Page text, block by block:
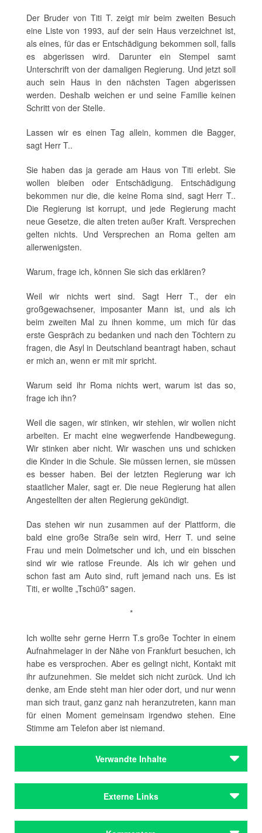
Der Bruder von Titi T. zeigt mir beim zweiten Besuch
eine Liste von 1993, auf der sein Haus verzeichnet ist,
als eines, für das er Entschädigung bekommen soll, falls
es abgerissen wird. Darunter ein Stempel samt
Unterschrift von der damaligen Regierung. Und jetzt soll
auch sein Haus in den nächsten Tagen abgerissen
werden. Deshalb weichen er und seine Familie keinen
Schritt von der Stelle.
Lassen wir es einen Tag allein, kommen die Bagger,
sagt Herr T..
Sie haben das ja gerade am Haus von Titi erlebt. Sie
wollen bleiben oder Entschädigung. Entschädigung
bekommen nur die, die keine Roma sind, sagt Herr T..
Die Regierung ist korrupt, und jede Regierung macht
neue Gesetze, die alten treten außer Kraft. Versprechen
gelten nichts. Und Versprechen an Roma gelten am
allerwenigsten.
Warum, frage ich, können Sie sich das erklären?
Weil wir nichts wert sind. Sagt Herr T., der ein
großgewachsener, imposanter Mann ist, und als ich
beim zweiten Mal zu ihnen komme, um mich für das
erste Gespräch zu bedanken und nach den Töchtern zu
fragen, die Asyl in Deutschland beantragt haben, schaut
er mich an, wenn er mit mir spricht.
Warum seid ihr Roma nichts wert, warum ist das so,
frage ich ihn?
Weil die sagen, wir stinken, wir stehlen, wir wollen nicht
arbeiten. Er macht eine wegwerfende Handbewegung.
Wir stinken aber nicht. Wir waschen uns und schicken
die Kinder in die Schule. Sie müssen lernen, sie müssen
es besser haben. Bei der letzten Regierung war ich
staatlicher Maler, sagt er. Die neue Regierung hat allen
Angestellten der alten Regierung gekündigt.
Das stehen wir nun zusammen auf der Plattform, die
bald eine große Straße sein wird, Herr T. und seine
Frau und mein Dolmetscher und ich, und ein bisschen
sind wir wie ratlose Freunde. Als ich wir gehen und
schon fast am Auto sind, ruft jemand nach uns. Es ist
Titi, er wollte „Tschüß" sagen.
*
Ich wollte sehr gerne Herrn T.s große Tochter in einem
Aufnahmelager in der Nähe von Frankfurt besuchen, ich
habe es versprochen. Aber es gelingt nicht, Kontakt mit
ihr aufzunehmen. Sie meldet sich nicht zurück. Und ich
denke, am Ende steht man hier oder dort, und nur wenn
man sich traut, ganz ganz nah heranzutreten, kann man
für einen Moment gemeinsam irgendwo stehen. Eine
Stimme am Telefon aber ist niemand.
Verwandte Inhalte
Calis, Nuran David
Hoffmann, Sandra
Externe Links